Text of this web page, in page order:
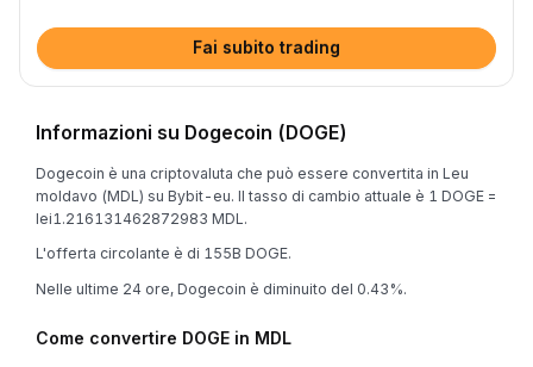
Fai subito trading
Informazioni su Dogecoin (DOGE)
Dogecoin è una criptovaluta che può essere convertita in Leu
moldavo (MDL) su Bybit-eu. Il tasso di cambio attuale è 1 DOGE =
lei1.216131462872983 MDL.
L'offerta circolante è di 155B DOGE.
Nelle ultime 24 ore, Dogecoin è diminuito del 0.43%.
Come convertire DOGE in MDL